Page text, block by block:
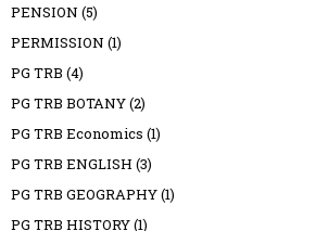
PENSION (5)
PERMISSION (1)
PG TRB (4)
PG TRB BOTANY(2)
PG TRB Economics (1)
PG TRB ENGLISH (3)
PG TRB GEOGRAPHY(1)
PG TRB HISTORY(1)